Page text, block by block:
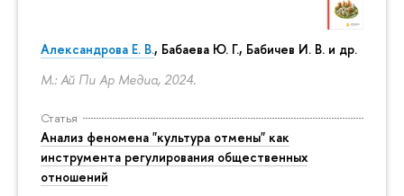
Александрова Е. В., Бабаева Ю. Г., Бабичев И. В. и др.
М.: Ай Пи Ар Медиа, 2024.
Статья
Анализ феномена "культура отмены" как
инструмента регулирования общественных
отношений